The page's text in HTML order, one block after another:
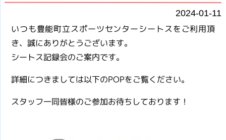
2024-01-11
いつも豊能町立スポーツセンターシートスをご利用頂
き、誠にありがとうございます。
シートス記録会のご案内です。
詳細につきましては以下のPOPをご覧ください。
スタッフ一同皆様のご参加お待ちしております！